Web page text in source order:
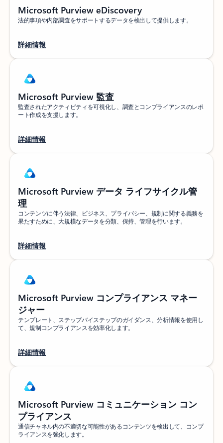
Microsoft Purview eDiscovery
法的事項や内部調査をサポートするデータを検出して提供します。
詳細情報
Microsoft Purview 監査
監査されたアクティビティを可視化し、調査とコンプライアンスのレポ
ート作成を支援します。
詳細情報
Microsoft Purview データ ライフサイクル管
理
コンテンツに伴う法律、ビジネス、プライバシー、規制に関する義務を
果たすために、大規模なデータを分類、保持、管理を行います。
詳細情報
Microsoft Purview コンプライアンス マネー
ジャー
テンプレート、ステップバイステップのガイダンス、分析情報を使用し
て、規制コンプライアンスを効率化します。
詳細情報
Microsoft Purview コミュニケーション コン
プライアンス
通信チャネル内の不適切な可能性があるコンテンツを検出して、コンプ
ライアンスを強化します。